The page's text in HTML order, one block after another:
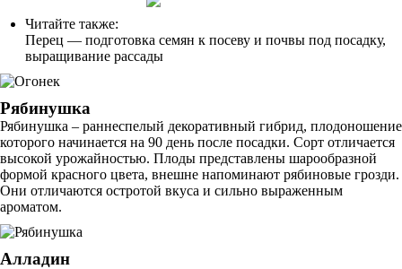
Читайте также:
Перец — подготовка семян к посеву и почвы под посадку,
выращивание рассады
Рябинушка
Рябинушка – раннеспелый декоративный гибрид, плодоношение
которого начинается на 90 день после посадки. Сорт отличается
высокой урожайностью. Плоды представлены шарообразной
формой красного цвета, внешне напоминают рябиновые грозди.
Они отличаются остротой вкуса и сильно выраженным
ароматом.
Алладин